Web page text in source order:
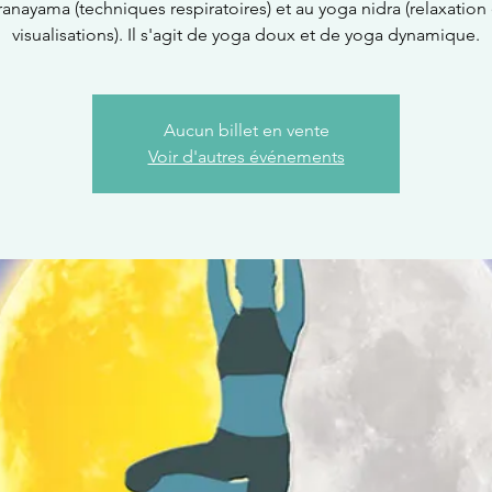
(techniques respiratoires) et au yoga nidra (relaxation
visualisations). Il s'agit de yoga doux et de yoga dynamique.
Aucun billet en vente
Voir d'autres événements